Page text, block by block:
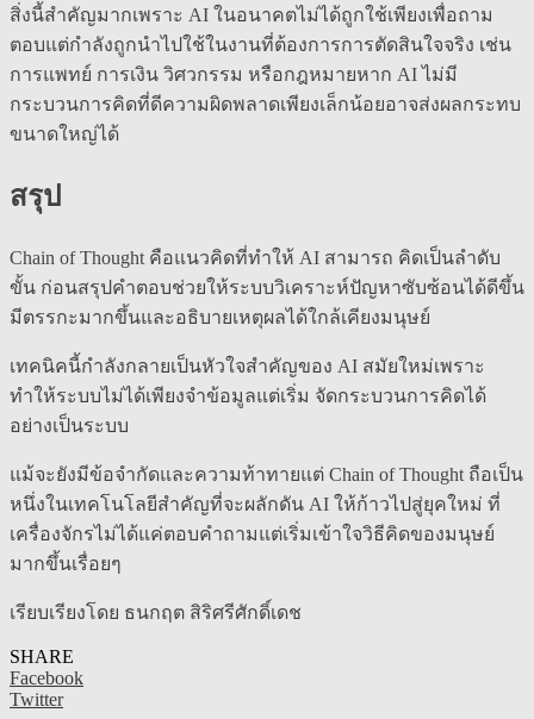
สิ่งนี้สำคัญมากเพราะ AI ในอนาคตไม่ได้ถูกใช้เพียงเพื่อถาม
ตอบแต่กำลังถูกนำไปใช้ในงานที่ต้องการการตัดสินใจจริง เช่น
การแพทย์ การเงิน วิศวกรรม หรือกฎหมายหาก AI ไม่มี
กระบวนการคิดที่ดีความผิดพลาดเพียงเล็กน้อยอาจส่งผลกระทบ
ขนาดใหญ่ได้
สรุป
Chain of Thought คือแนวคิดที่ทำให้ AI สามารถ คิดเป็นลำดับ
ขั้น ก่อนสรุปคำตอบช่วยให้ระบบวิเคราะห์ปัญหาซับซ้อนได้ดีขึ้น
มีตรรกะมากขึ้นและอธิบายเหตุผลได้ใกล้เคียงมนุษย์
เทคนิคนี้กำลังกลายเป็นหัวใจสำคัญของ AI สมัยใหม่เพราะ
ทำให้ระบบไม่ได้เพียงจำข้อมูลแต่เริ่ม จัดกระบวนการคิดได้
อย่างเป็นระบบ
แม้จะยังมีข้อจำกัดและความท้าทายแต่ Chain of Thought ถือเป็น
หนึ่งในเทคโนโลยีสำคัญที่จะผลักดัน AI ให้ก้าวไปสู่ยุคใหม่ ที่
เครื่องจักรไม่ได้แค่ตอบคำถามแต่เริ่มเข้าใจวิธีคิดของมนุษย์
มากขึ้นเรื่อยๆ
เรียบเรียงโดย ธนกฤต สิริศรีศักดิ์เดช
SHARE
Facebook
Twitter